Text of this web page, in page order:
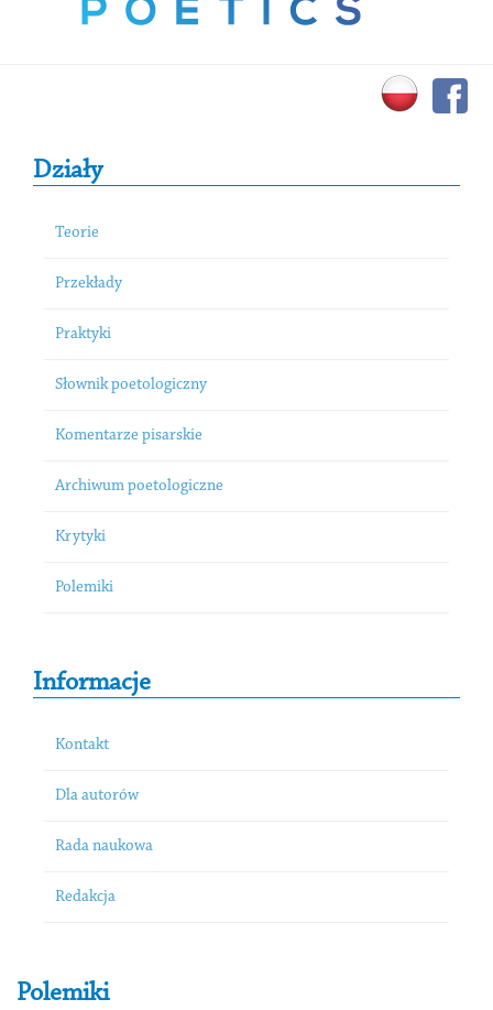
Primary Sidebar
Działy
Teorie
Przekłady
Praktyki
Słownik poetologiczny
Komentarze pisarskie
Archiwum poetologiczne
Krytyki
Polemiki
Informacje
Kontakt
Dla autorów
Rada naukowa
Redakcja
Polemiki